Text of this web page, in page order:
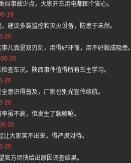
事故少点，大家开车用电都图个安心。
19
建议多装监控和灭火设备，防患于未然。
20
儿真是双刃剑，用得好环保，用不好就成隐患。
20
查车况。陕西事件值得所有车主学习。
20
意识得普及，厂家也别光宣传续航。
20
虽不高，但发生了就够呛。
20
大家笑不出来，得严肃对待。
20
方尽快给出原因调查结果。